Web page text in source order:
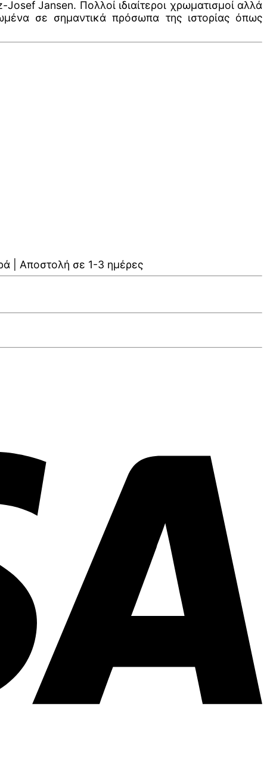
Jansen. Πολλοί ιδιαίτεροι χρωματισμοί αλλά
σε σημαντικά πρόσωπα της ιστορίας όπως
| Αποστολή σε 1-3 ημέρες